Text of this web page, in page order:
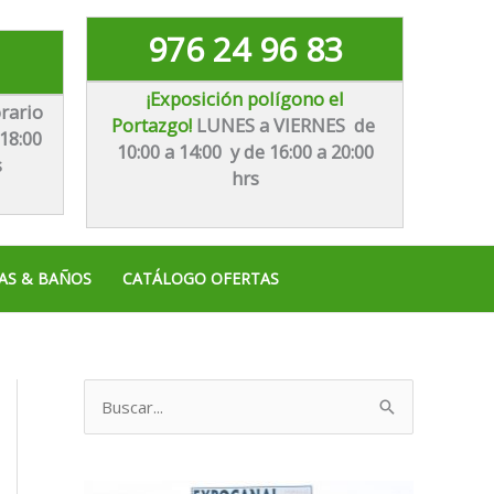
976 24 96 83
¡Exposición polígono el
Portazgo! LUNES a VIERNES de
10:00 a 14:00 y de 16:00 a 20:00
hrs
& BAÑOS CATÁLOGO OFERTAS
u